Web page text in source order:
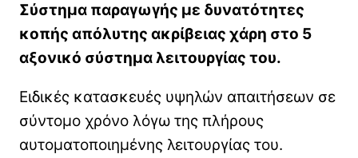
Σύστημα παραγωγής με δυνατότητες
κοπής απόλυτης ακρίβειας χάρη στο 5
αξονικό σύστημα λειτουργίας του.
Ειδικές κατασκευές υψηλών απαιτήσεων σε
σύντομο χρόνο λόγω της πλήρους
αυτοματοποιημένης λειτουργίας του.